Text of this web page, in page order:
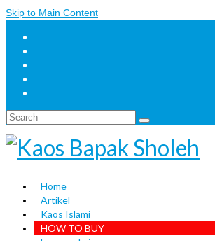
Skip to Main Content
Search
Home
Artikel
Kaos Islami
HOW TO BUY